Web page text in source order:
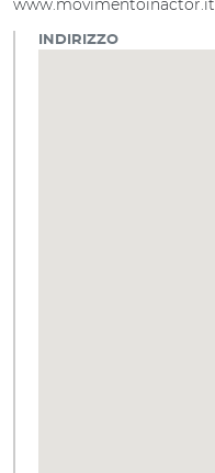
www.movimentoinactor.it
INDIRIZZO